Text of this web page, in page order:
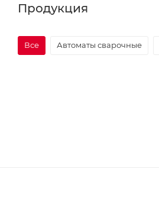
Продукция
Все Автоматы сварочные